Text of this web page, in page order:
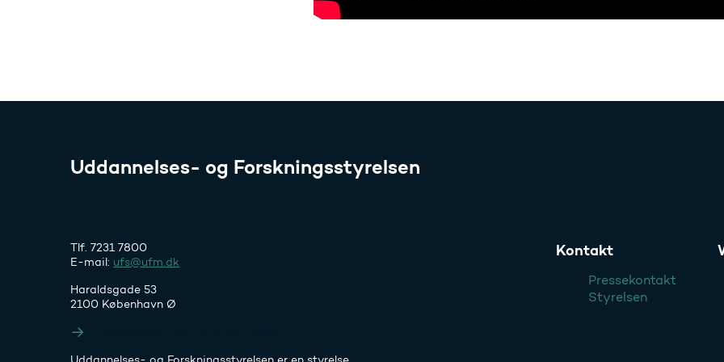
Uddannelses- og Forskningsstyrelsen
Tlf. 7231 7800
E-mail: ufs@ufm.dk
Haraldsgade 53
2100 København Ø
Kontakt
Pressekontakt
Styrelsen